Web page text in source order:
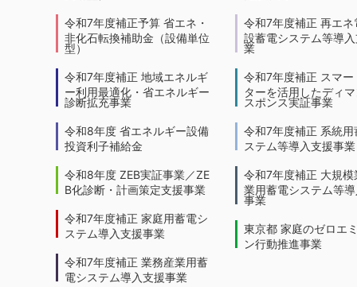
令和7年度補正予算 省エネ・
非化石転換補助金（設備単位
型）
令和7年度補正 地域エネルギ
ー利用最適化・省エネルギー
診断拡充事業
令和8年度 省エネルギー設備
投資利子補給金
令和8年度 ZEB実証事業／ZE
B化診断・計画策定支援事業
令和7年度補正 家庭用蓄電シ
ステム導入支援事業
令和7年度補正 業務産業用蓄
電システム導入支援事業
令和7年度補正 再エネ
設蓄電システム等導
業
令和7年度補正 スマー
ターを活用したディ
スポンス実証事業
令和7年度補正 系統用
ステム等導入支援事業
令和7年度補正 大規模
業用蓄電システム等
事業
東京都 家庭のゼロエ
ン行動推進事業